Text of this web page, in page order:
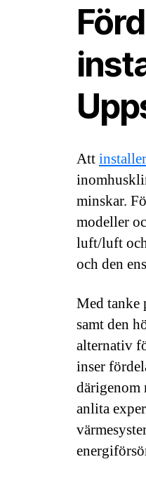
Att
minskar.
modeller
luft/luft
och den
Med tanke
samt den
alternativ
inser
därigenom
anlita